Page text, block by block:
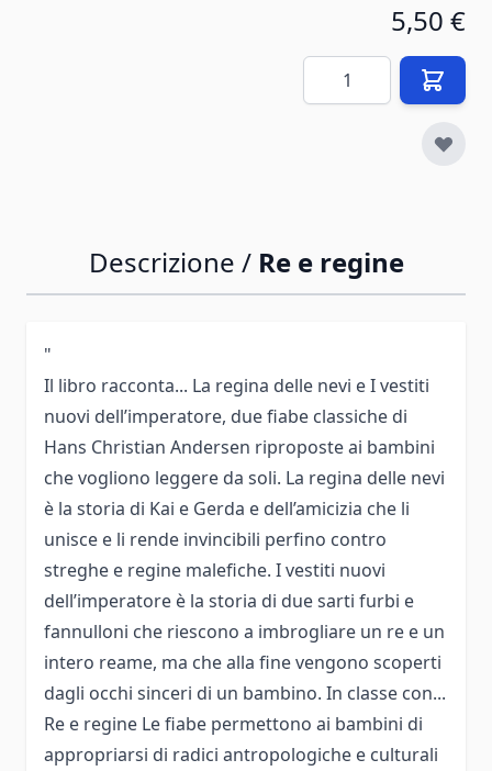
5,50 €
Quantità
Descrizione / Re e regine
"
Il libro racconta... La regina delle nevi e I vestiti
nuovi dell’imperatore, due fiabe classiche di
Hans Christian Andersen riproposte ai bambini
che vogliono leggere da soli. La regina delle nevi
è la storia di Kai e Gerda e dell’amicizia che li
unisce e li rende invincibili perfino contro
streghe e regine malefiche. I vestiti nuovi
dell’imperatore è la storia di due sarti furbi e
fannulloni che riescono a imbrogliare un re e un
intero reame, ma che alla fine vengono scoperti
dagli occhi sinceri di un bambino. In classe con...
Re e regine Le fiabe permettono ai bambini di
appropriarsi di radici antropologiche e culturali